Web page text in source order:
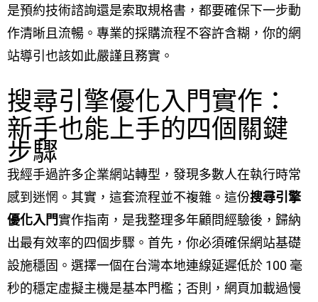
是預約技術諮詢還是索取規格書，都要確保下一步動
作清晰且流暢。專業的採購流程不容許含糊，你的網
站導引也該如此嚴謹且務實。
搜尋引擎優化入門實作：
新手也能上手的四個關鍵
步驟
我經手過許多企業網站轉型，發現多數人在執行時常
感到迷惘。其實，這套流程並不複雜。這份搜尋引擎
優化入門實作指南，是我整理多年顧問經驗後，歸納
出最有效率的四個步驟。首先，你必須確保網站基礎
設施穩固。選擇一個在台灣本地連線延遲低於 100 毫
秒的穩定虛擬主機是基本門檻；否則，網頁加載過慢